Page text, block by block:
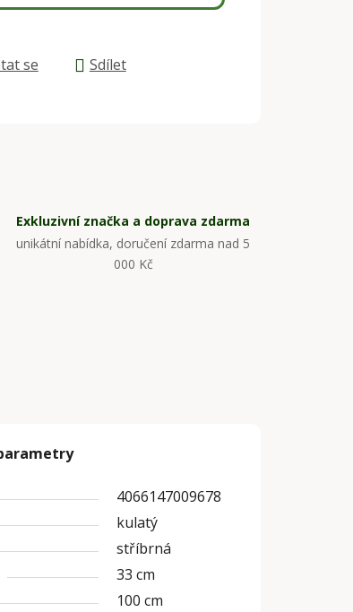
se Sdílet
Exkluzivní značka a doprava zdarma
unikátní nabídka, doručení zdarma nad 5
000 Kč
4066147009678
kulatý
stříbrná
33 cm
100 cm